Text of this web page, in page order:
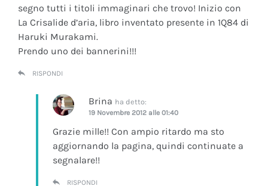
segno tutti i titoli immaginari che trovo! Inizio con
La Crisalide d’aria, libro inventato presente in 1Q84 di
Haruki Murakami.
Prendo uno dei bannerini!!!
RISPONDI
Brina ha detto:
19 Novembre 2012 alle 01:40
Grazie mille!! Con ampio ritardo ma sto
aggiornando la pagina, quindi continuate a
segnalare!!
RISPONDI